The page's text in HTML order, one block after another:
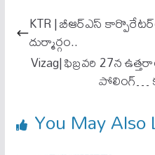
ok A
KTR | బీఆర్ఎస్
దుర్మార్గం..
Vizag| ఫిబ్ర‌వ‌రి 27న
పోలింగ్…
You May Also